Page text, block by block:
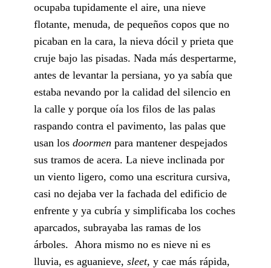
ocupaba tupidamente el aire, una nieve
flotante, menuda, de pequeños copos que no
picaban en la cara, la nieva dócil y prieta que
cruje bajo las pisadas. Nada más despertarme,
antes de levantar la persiana, yo ya sabía que
estaba nevando por la calidad del silencio en
la calle y porque oía los filos de las palas
raspando contra el pavimento, las palas que
usan los doormen para mantener despejados
sus tramos de acera. La nieve inclinada por
un viento ligero, como una escritura cursiva,
casi no dejaba ver la fachada del edificio de
enfrente y ya cubría y simplificaba los coches
aparcados, subrayaba las ramas de los
árboles. Ahora mismo no es nieve ni es
lluvia, es aguanieve, sleet, y cae más rápida,